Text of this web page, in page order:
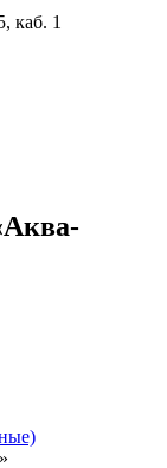
каб. 1